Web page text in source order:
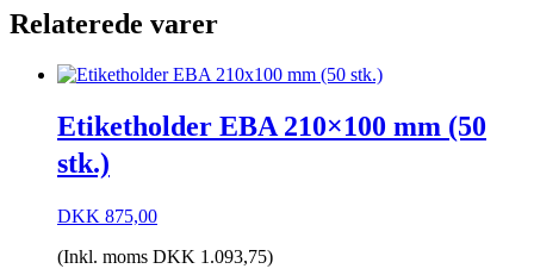
Relaterede varer
Etiketholder EBA 210×100 mm (50
stk.)
DKK 875,00
(Inkl. moms DKK 1.093,75)